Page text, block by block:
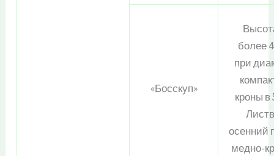
«Босскуп»
более
при
кроны в
осенний
медно-